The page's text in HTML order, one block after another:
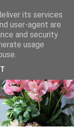
its services
user-agent are
and security
usage